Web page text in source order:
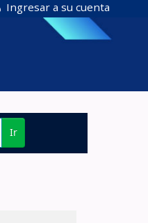
Ingresar a su cuenta
Ir